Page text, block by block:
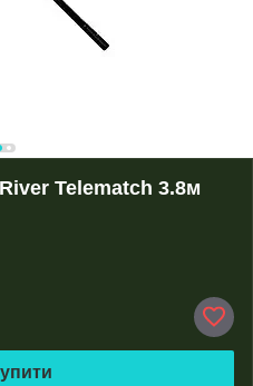
Telematch 3.8м